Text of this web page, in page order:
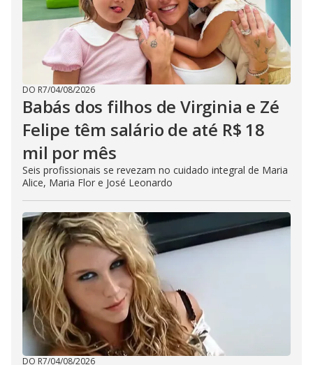
DO R7/04/08/2026
Babás dos filhos de Virginia e Zé
Felipe têm salário de até R$ 18
mil por mês
Seis profissionais se revezam no cuidado integral de Maria
Alice, Maria Flor e José Leonardo
DO R7/04/08/2026